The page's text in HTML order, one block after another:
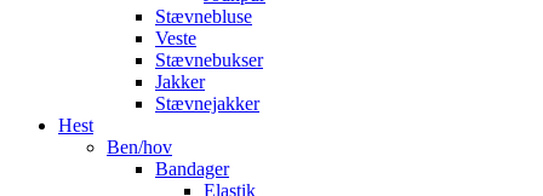
Stævnebluse
Veste
Stævnebukser
Jakker
Stævnejakker
Hest
Ben/hov
Bandager
Elastik